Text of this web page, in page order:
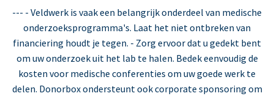
--- - Veldwerk is vaak een belangrijk onderdeel van medische
onderzoeksprogramma's. Laat het niet ontbreken van
financiering houdt je tegen. - Zorg ervoor dat u gedekt bent
om uw onderzoek uit het lab te halen. Bedek eenvoudig de
kosten voor medische conferenties om uw goede werk te
delen. Donorbox ondersteunt ook corporate sponsoring om